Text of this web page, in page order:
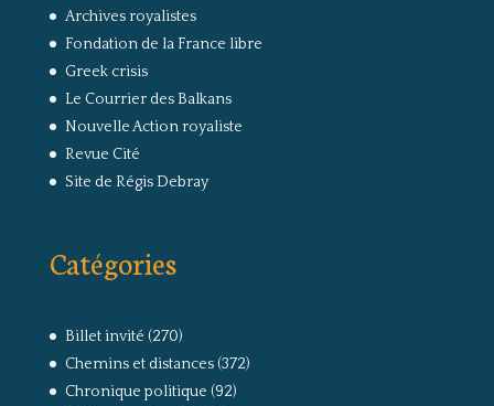
Archives royalistes
Fondation de la France libre
Greek crisis
Le Courrier des Balkans
Nouvelle Action royaliste
Revue Cité
Site de Régis Debray
Catégories
Billet invité (270)
Chemins et distances(372)
Chronique politique (92)